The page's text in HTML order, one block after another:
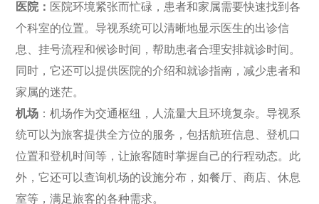
医院： 医院环境紧张而忙碌，患者和家属需要快速找到各
个科室的位置。导视系统可以清晰地显示医生的出诊信
息、挂号流程和候诊时间，帮助患者合理安排就诊时间。
同时，它还可以提供医院的介绍和就诊指南，减少患者和
家属的迷茫。
机场 ：机场作为交通枢纽，人流量大且环境复杂。导视系
统可以为旅客提供全方位的服务，包括航班信息、登机口
位置和登机时间等，让旅客随时掌握自己的行程动态。此
外，它还可以查询机场的设施分布，如餐厅、商店、休息
室等，满足旅客的各种需求。